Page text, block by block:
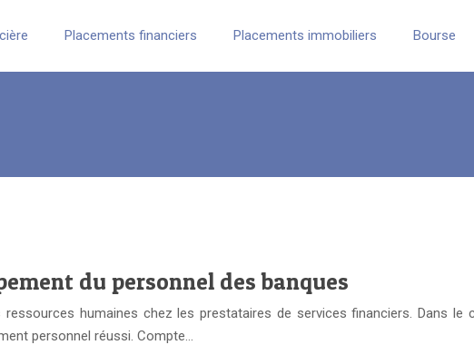
Placements financiers Placements immobiliers Bourse
du personnel des banques
humaines chez les prestataires de services financiers. Dans le
personnel réussi. Compte…